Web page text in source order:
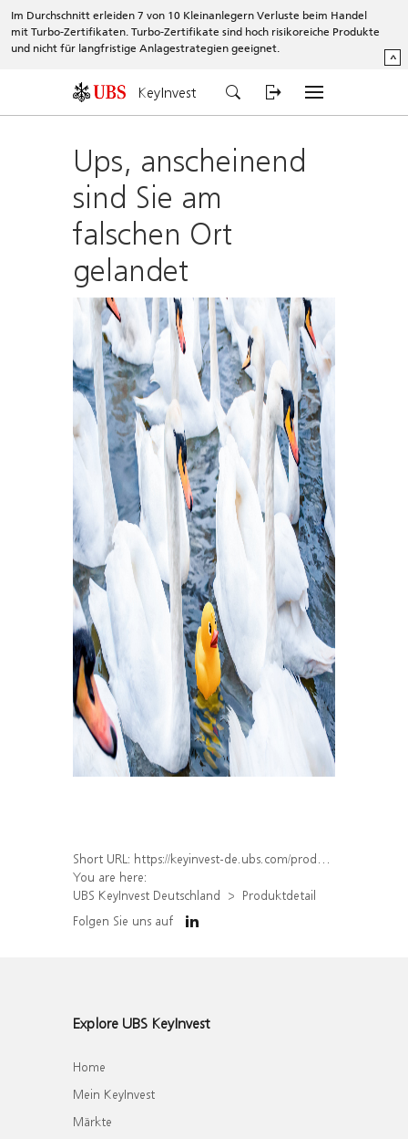
Im Durchschnitt erleiden 7 von 10 Kleinanlegern Verluste beim Handel
mit Turbo-Zertifikaten. Turbo-Zertifikate sind hoch risikoreiche Produkte
und nicht für langfristige Anlagestrategien geeignet.
^
KeyInvest
Ups, anscheinend
sind Sie am
falschen Ort
gelandet
Short URL: https://keyinvest-de.ubs.com/produkt/detail/index/isin/DE000WA7EXW4
You are here:
UBS KeyInvest Deutschland
Produktdetail
Folgen Sie uns auf
Explore UBS KeyInvest
Home
Mein KeyInvest
Märkte